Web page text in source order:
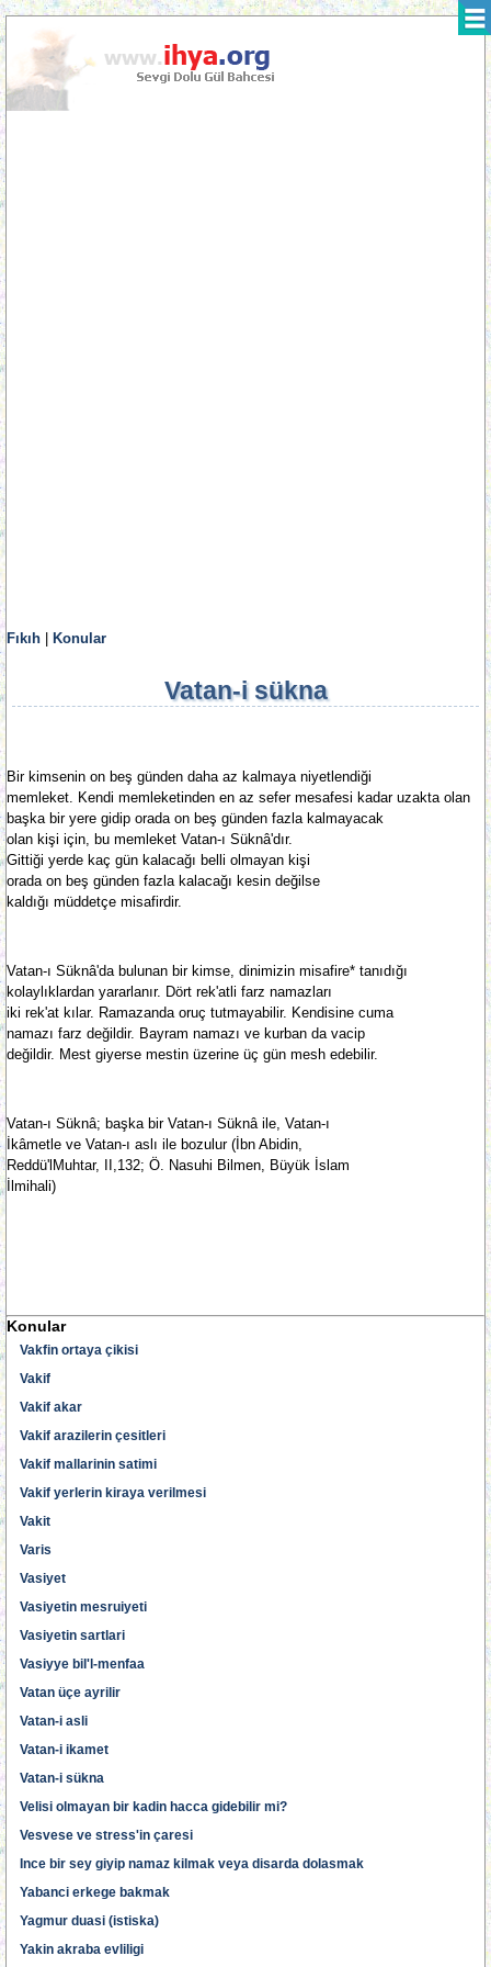
Fıkıh Konular
Vatan-i sükna
Bir kimsenin on beş günden daha az kalmaya niyetlendiği
memleket. Kendi memleketinden en az sefer mesafesi kadar uzakta olan
başka bir yere gidip orada on beş günden fazla kalmayacak
olan kişi için, bu memleket Vatan-ı Süknâ'dır.
Gittiği yerde kaç gün kalacağı belli olmayan kişi
orada on beş günden fazla kalacağı kesin değilse
kaldığı müddetçe misafirdir.
Vatan-ı Süknâ'da bulunan bir kimse, dinimizin misafire* tanıdığı
kolaylıklardan yararlanır. Dört rek'atli farz namazları
iki rek'at kılar. Ramazanda oruç tutmayabilir. Kendisine cuma
namazı farz değildir. Bayram namazı ve kurban da vacip
değildir. Mest giyerse mestin üzerine üç gün mesh edebilir.
Vatan-ı Süknâ; başka bir Vatan-ı Süknâ ile, Vatan-ı
İkâmetle ve Vatan-ı aslı ile bozulur (İbn Abidin,
Reddü'lMuhtar, II,132; Ö. Nasuhi Bilmen, Büyük İslam
İlmihali)
Konular
Vakfin ortaya çikisi
Vakif
Vakif akar
Vakif arazilerin çesitleri
Vakif mallarinin satimi
Vakif yerlerin kiraya verilmesi
Vakit
Varis
Vasiyet
Vasiyetin mesruiyeti
Vasiyetin sartlari
Vasiyye bil'l-menfaa
Vatan üçe ayrilir
Vatan-i asli
Vatan-i ikamet
Vatan-i sükna
Velisi olmayan bir kadin hacca gidebilir mi?
Vesvese ve stress'in çaresi
Ince bir sey giyip namaz kilmak veya disarda dolasmak
Yabanci erkege bakmak
Yagmur duasi (istiska)
Yakin akraba evliligi